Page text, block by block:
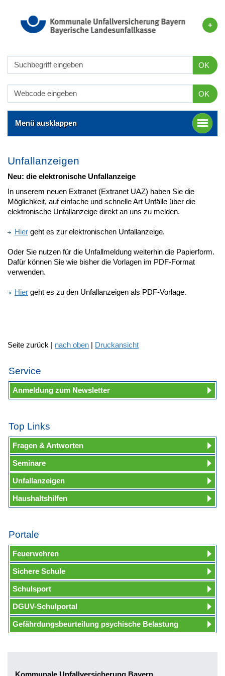
OK
OK
Menü ausklappen
Unfallanzeigen
Neu: die elektronische Unfallanzeige
In unserem neuen Extranet (Extranet UAZ) haben Sie die
Möglichkeit, auf einfache und schnelle Art Unfälle über die
elektronische Unfallanzeige direkt an uns zu melden.
Hier geht es zur elektronischen Unfallanzeige.
Oder Sie nutzen für die Unfallmeldung weiterhin die Papierform.
Dafür können Sie wie bisher die Vorlagen im PDF-Format
verwenden.
Hier geht es zu den Unfallanzeigen als PDF-Vorlage.
Seite zurück | nach oben | Druckansicht
Service
Anmeldung zum Newsletter
Top Links
Fragen & Antworten
Seminare
Unfallanzeigen
Haushaltshilfen
Portale
Feuerwehren
Sichere Schule
Schulsport
DGUV-Schulportal
Gefährdungsbeurteilung psychische Belastung
Kommunale Unfallversicherung Bayern